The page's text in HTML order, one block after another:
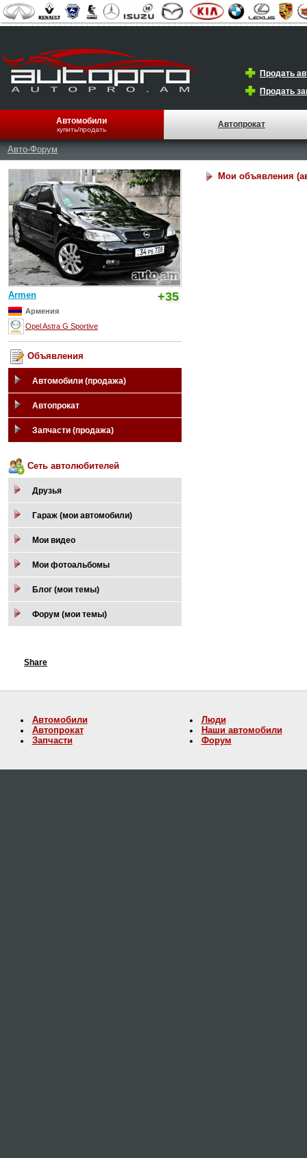
Продать
Продать
Автомобили
купить/продать
Автопрокат
Авто-Форум
Armen +35
Армения
Opel Astra G Sportive
Объявления
Автомобили (продажа)
Автопрокат
Запчасти (продажа)
Сеть автолюбителей
Друзья
Гараж (мои автомобили)
Мои видео
Мои фотоальбомы
Блог (мои темы)
Форум (мои темы)
Share
Мои объявления
Автомобили
Автопрокат
Запчасти
Люди
Наши автомобили
Форум